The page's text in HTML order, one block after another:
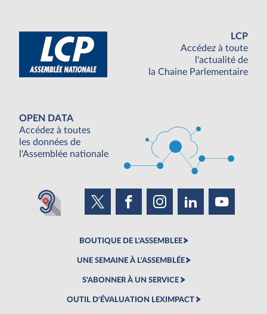
LCP
Accédez à toute
l'actualité de
la Chaine Parlementaire
OPEN DATA
Accédez à toutes
les données de
l'Assemblée nationale
BOUTIQUE DE L'ASSEMBLEE
UNE SEMAINE À L'ASSEMBLÉE
S'ABONNER À UN SERVICE
OUTIL D'ÉVALUATION LEXIMPACT